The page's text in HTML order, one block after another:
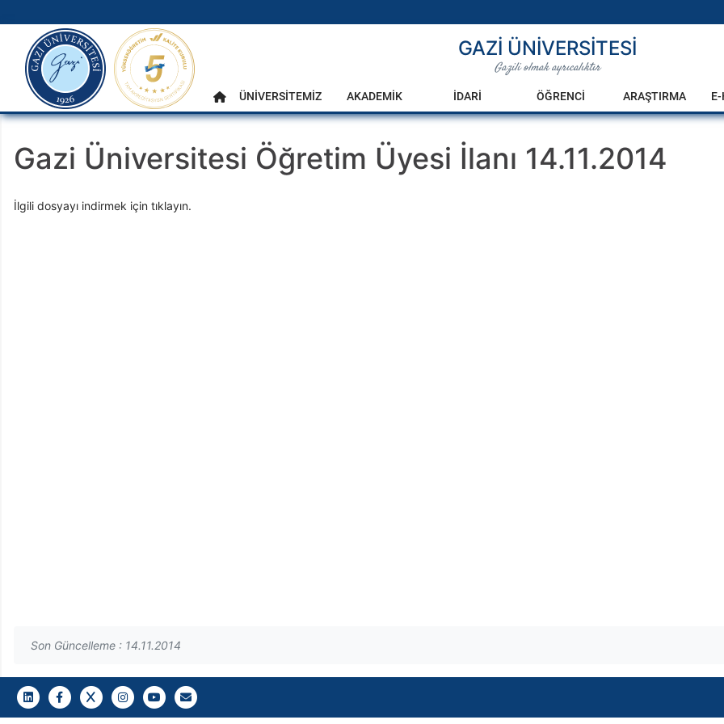
Ana Menü
gazi.edu.tr
GAZİ ÜNİVERSİTESİ
Gazili olmak ayrıcalıktır
Anasayfa
ÜNİVERSİTEMİZ AKADEMİK İDARİ ÖĞRENCİ ARAŞTIRMA
Gazi Üniversitesi Öğretim Üyesi İlanı 14.11.2014
İlgili dosyayı indirmek için tıklayın.
Son Güncelleme : 14.11.2014
LinkedInFacebookTwitterInstagramYoutubeGazi E-Mail